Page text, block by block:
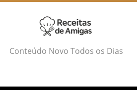
Conteúdo Novo Todos os Dias